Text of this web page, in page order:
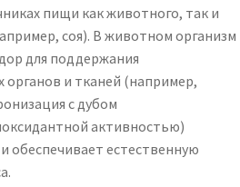
пищи как животного, так и
соя). В животном организм
для поддержания
органов и тканей (например,
с дубом
активностью)
обеспечивает естественную